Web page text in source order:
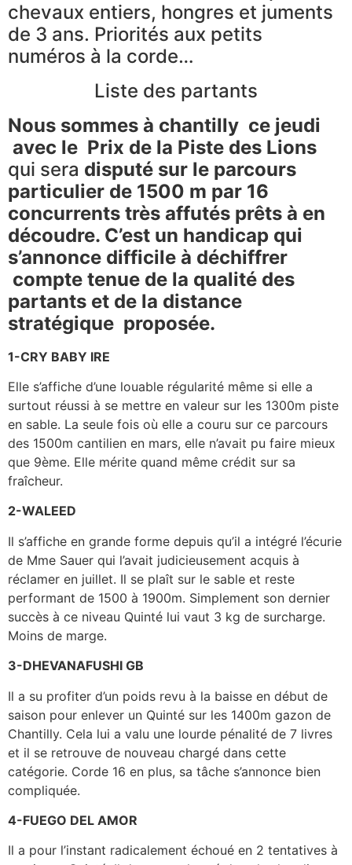
chevaux entiers, hongres et juments
de 3 ans. Priorités aux petits
numéros à la corde…
Liste des partants
Nous sommes à chantilly ce jeudi
avec le Prix de la Piste des Lions
qui sera disputé sur le parcours
particulier de 1500 m par 16
concurrents très affutés prêts à en
découdre. C’est un handicap qui
s’annonce difficile à déchiffrer
compte tenue de la qualité des
partants et de la distance
stratégique proposée.
1-CRY BABY IRE
Elle s’affiche d’une louable régularité même si elle a
surtout réussi à se mettre en valeur sur les 1300m piste
en sable. La seule fois où elle a couru sur ce parcours
des 1500m cantilien en mars, elle n’avait pu faire mieux
que 9ème. Elle mérite quand même crédit sur sa
fraîcheur.
2-WALEED
Il s’affiche en grande forme depuis qu’il a intégré l’écurie
de Mme Sauer qui l’avait judicieusement acquis à
réclamer en juillet. Il se plaît sur le sable et reste
performant de 1500 à 1900m. Simplement son dernier
succès à ce niveau Quinté lui vaut 3 kg de surcharge.
Moins de marge.
3-DHEVANAFUSHI GB
Il a su profiter d’un poids revu à la baisse en début de
saison pour enlever un Quinté sur les 1400m gazon de
Chantilly. Cela lui a valu une lourde pénalité de 7 livres
et il se retrouve de nouveau chargé dans cette
catégorie. Corde 16 en plus, sa tâche s’annonce bien
compliquée.
4-FUEGO DEL AMOR
Il a pour l’instant radicalement échoué en 2 tentatives à